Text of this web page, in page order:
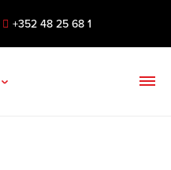
+352 48 25 68 1